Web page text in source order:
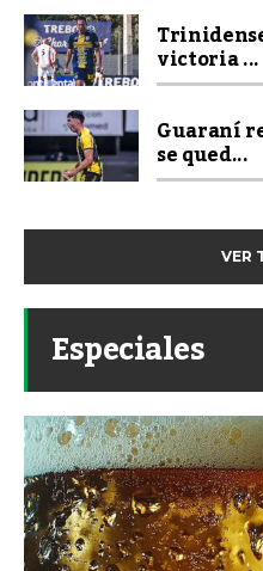
victoria ...
Guaraní
se qued...
VER
Especiales